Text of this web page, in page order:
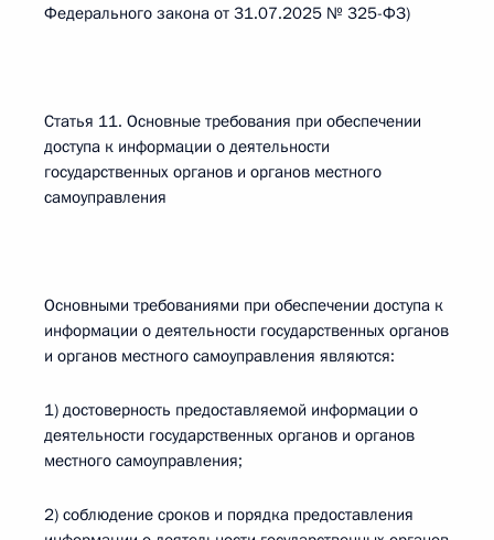
Федерального закона от 31.07.2025 № 325-ФЗ)
Статья 11. Основные требования при обеспечении
доступа к информации о деятельности
государственных органов и органов местного
самоуправления
Основными требованиями при обеспечении доступа к
информации о деятельности государственных органов
и органов местного самоуправления являются:
1) достоверность предоставляемой информации о
деятельности государственных органов и органов
местного самоуправления;
2) соблюдение сроков и порядка предоставления